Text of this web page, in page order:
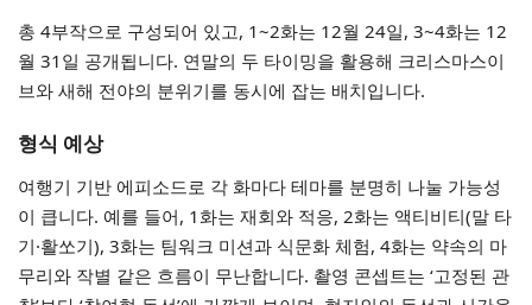
총 4부작으로 구성되어 있고, 1~2화는 12월 24일, 3~4화는 12
월 31일 공개됩니다. 연말의 두 타이밍을 활용해 크리스마스이
브와 새해 전야의 분위기를 동시에 잡는 배치입니다.
형식 예상
여행기 기반 에피소드로 각 화마다 테마를 분명히 나눌 가능성
이 큽니다. 예를 들어, 1화는 재회와 적응, 2화는 액티비티(말 타
기·활쏘기), 3화는 팀워크 미션과 식문화 체험, 4화는 약속의 마
무리와 작별 같은 흐름이 무난합니다. 촬영 콘셉트는 ‘고정된 관